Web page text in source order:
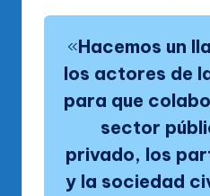
«Hacemos un
los actores de
para que
sector
privado, los
y la sociedad